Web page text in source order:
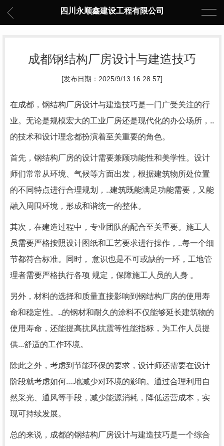
四川永顺鑫建设工程有限公司
成都钢结构厂房设计与建造技巧
[发布日期：2025/9/13 16:28:57]
在成都，钢结构厂房设计与建造技巧是一门广受关注的行
业。无论是规模宏大的工业厂房还是现代化的办公场所，..
的技术和设计理念都扮演着至关重要的角色。
首先，钢结构厂房的设计需要兼顾功能性和美学性。设计
师们常常从环境、气候等方面出发，根据建筑物所处位置
的不同特点进行合理规划，..建筑既能满足功能需要，又能
融入周围环境，形成和谐统一的整体。
其次，在建造过程中，专业团队的配合至关重要。施工人
员需要严格按照设计图纸和工艺要求进行操作，..每一个细
节都符合标准。同时， 意识也是不可或缺的一环，工地管
理者需要严格执行各项 规定，保障施工人员的人身 。
另外，材料的选择和质量直接影响到钢结构厂房的使用寿
命和稳定性。..的钢材和耐久的涂料不仅能够延长建筑物的
使用寿命，还能提高抗风抗震等性能指标，为工作人员提
供...舒适的工作环境。
除此之外，考虑到节能环保的要求，设计师还需要在设计
阶段就考虑如何....地减少对环境的影响。通过合理利用自
然采光、通风等手段，减少能源消耗，降低运营成本，实
现可持续发展。
总的来说，成都的钢结构厂房设计与建造技巧是一个综合